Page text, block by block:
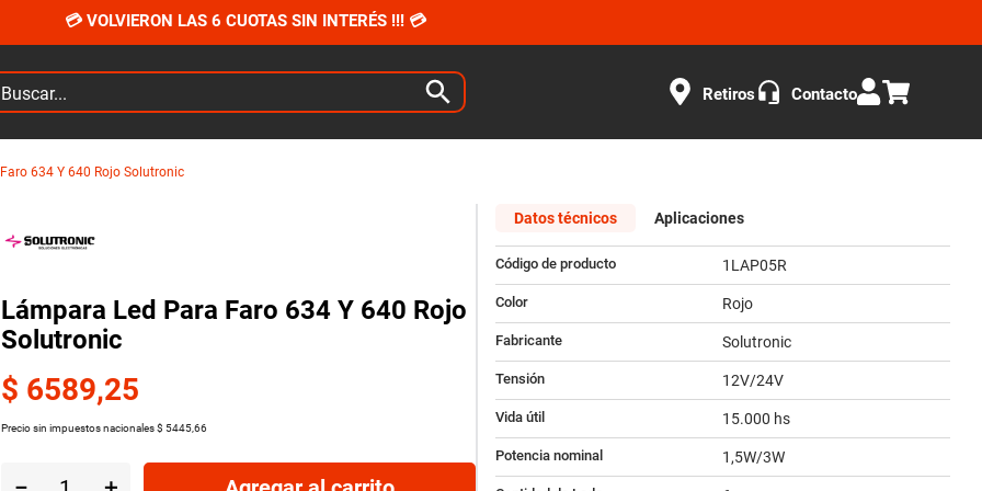
💳 VOLVIERON LAS 6 CUOTAS SIN INTERÉS !!! 💳
Retiros Contacto
634 Y 640 Rojo Solutronic
Lámpara Led Para Faro 634 Y 640 Rojo
Solutronic
$ 6589,25
Precio sin impuestos nacionales$ 5445,66
Datos técnicos Aplicaciones
Código de producto 1LAP05R
Color Rojo
Fabricante Solutronic
Tensión 12V/24V
Vida útil 15.000 hs
Potencia nominal 1,5W/3W